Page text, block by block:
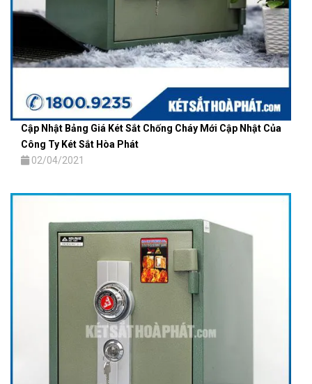
Cập Nhật Bảng Giá Két Sắt Chống Cháy Mới Cập Nhật Của
Công Ty Két Sắt Hòa Phát
02/04/2021